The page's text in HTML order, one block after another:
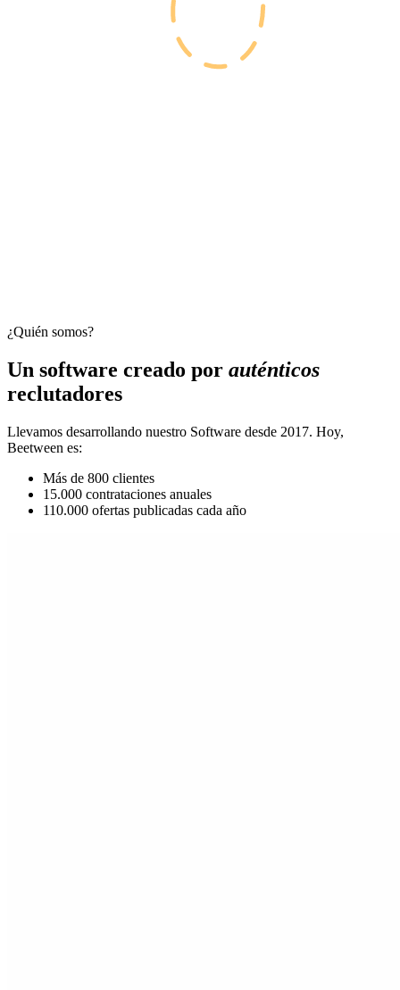
¿Quién somos?
Un software creado por auténticos
reclutadores
Llevamos desarrollando nuestro Software desde 2017. Hoy,
Beetween es:
Más de 800 clientes
15.000 contrataciones anuales
110.000 ofertas publicadas cada año